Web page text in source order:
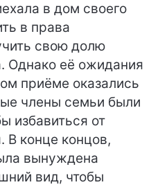
в дом своего
в права
свою долю
Однако её ожидания
приёме оказались
члены семьи были
избавиться от
В конце концов,
вынуждена
вид, чтобы